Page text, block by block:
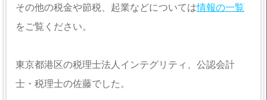
その他の税金や節税、起業などについては情報の一覧
をご覧ください。
東京都港区の税理士法人インテグリティ、公認会計
士・税理士の佐藤でした。